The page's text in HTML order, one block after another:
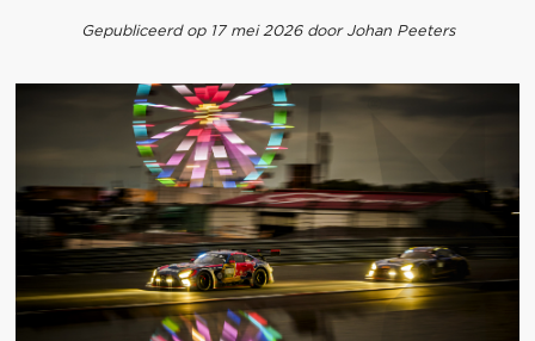
Gepubliceerd op 17 mei 2026 door Johan Peeters